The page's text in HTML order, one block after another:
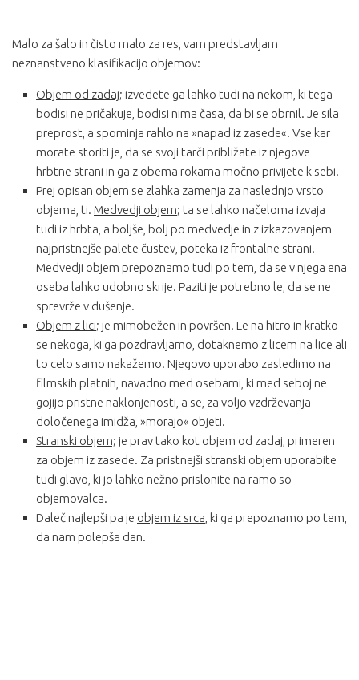
Malo za šalo in čisto malo za res, vam predstavljam
neznanstveno klasifikacijo objemov:
Objem od zadaj; izvedete ga lahko tudi na nekom, ki tega
bodisi ne pričakuje, bodisi nima časa, da bi se obrnil. Je sila
preprost, a spominja rahlo na »napad iz zasede«. Vse kar
morate storiti je, da se svoji tarči približate iz njegove
hrbtne strani in ga z obema rokama močno privijete k sebi.
Prej opisan objem se zlahka zamenja za naslednjo vrsto
objema, ti. Medvedji objem; ta se lahko načeloma izvaja
tudi iz hrbta, a boljše, bolj po medvedje in z izkazovanjem
najpristnejše palete čustev, poteka iz frontalne strani.
Medvedji objem prepoznamo tudi po tem, da se v njega ena
oseba lahko udobno skrije. Paziti je potrebno le, da se ne
sprevrže v dušenje.
Objem z lici; je mimobežen in površen. Le na hitro in kratko
se nekoga, ki ga pozdravljamo, dotaknemo z licem na lice ali
to celo samo nakažemo. Njegovo uporabo zasledimo na
filmskih platnih, navadno med osebami, ki med seboj ne
gojijo pristne naklonjenosti, a se, za voljo vzdrževanja
določenega imidža, »morajo« objeti.
Stranski objem; je prav tako kot objem od zadaj, primeren
za objem iz zasede. Za pristnejši stranski objem uporabite
tudi glavo, ki jo lahko nežno prislonite na ramo so-
objemovalca.
Daleč najlepši pa je objem iz srca , ki ga prepoznamo po tem,
da nam polepša dan.